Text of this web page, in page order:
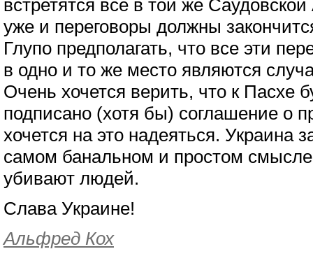
встретятся все в той же
уже и переговоры должны
Глупо предполагать, что все эти
в одно и то же место являются
Очень хочется верить, что к Пасхе
подписано (хотя бы) соглашение о
хочется на это надеяться. Украина
самом банальном и простом
убивают людей.
Слава Украине!
Альфред Кох